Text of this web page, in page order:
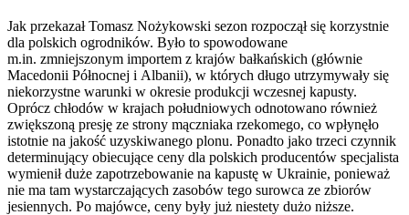
Jak przekazał Tomasz Nożykowski sezon rozpoczął się korzystnie
dla polskich ogrodników. Było to spowodowane
m.in. zmniejszonym importem z krajów bałkańskich (głównie
Macedonii Północnej i Albanii), w których długo utrzymywały się
niekorzystne warunki w okresie produkcji wczesnej kapusty.
Oprócz chłodów w krajach południowych odnotowano również
zwiększoną presję ze strony mączniaka rzekomego, co wpłynęło
istotnie na jakość uzyskiwanego plonu. Ponadto jako trzeci czynnik
determinujący obiecujące ceny dla polskich producentów specjalista
wymienił duże zapotrzebowanie na kapustę w Ukrainie, ponieważ
nie ma tam wystarczających zasobów tego surowca ze zbiorów
jesiennych. Po majówce, ceny były już niestety dużo niższe.